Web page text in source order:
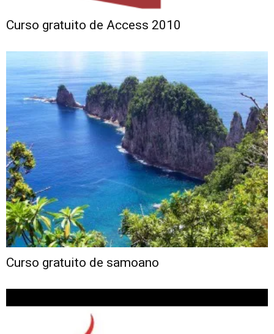
Curso gratuito de Access 2010
Curso gratuito de samoano